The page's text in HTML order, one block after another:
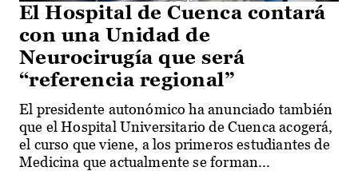
El Hospital de Cuenca contará
con una Unidad de
Neurocirugía que será
“referencia regional”
El presidente autonómico ha anunciado también
que el Hospital Universitario de Cuenca acogerá,
el curso que viene, a los primeros estudiantes de
Medicina que actualmente se forman...